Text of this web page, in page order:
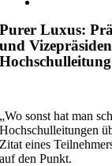
Bild
Purer Luxus:
und
Hochschulleitung
„Wo sonst hat man
Hochschulleitungen
Zitat eines
auf den Punkt.